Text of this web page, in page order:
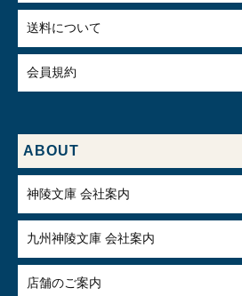
送料について
会員規約
ABOUT
神陵文庫 会社案内
九州神陵文庫 会社案内
店舗のご案内